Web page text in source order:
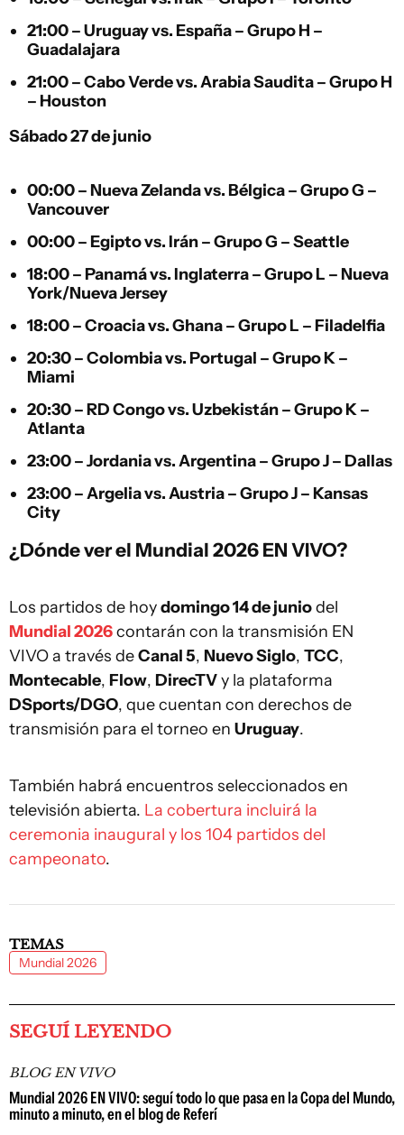
21:00 –Uruguayvs. España– Grupo H –
Guadalajara
21:00 –Cabo Verdevs.Arabia Saudita– Grupo H
– Houston
Sábado 27 de junio
00:00 – Nueva Zelandavs. Bélgica– Grupo G –
Vancouver
00:00 – Egiptovs. Irán– Grupo G – Seattle
18:00 – Panamávs. Inglaterra– Grupo L – Nueva
York/Nueva Jersey
18:00 –Croaciavs.Ghana– Grupo L – Filadelfia
20:30 –Colombiavs. Portugal – Grupo K –
Miami
20:30 –RD Congovs.Uzbekistán– Grupo K –
Atlanta
23:00 –Jordaniavs.Argentina– Grupo J – Dallas
23:00 –Argeliavs.Austria– Grupo J – Kansas
City
¿Dónde ver el Mundial 2026 EN VIVO?
Los partidos de hoydomingo 14 de juniodel
Mundial 2026contarán con la transmisión EN
VIVO a través deCanal 5, Nuevo Siglo, TCC,
Montecable, Flow, DirecTVy la plataforma
DSports/DGO, que cuentan con derechos de
transmisión para el torneo en Uruguay.
También habrá encuentros seleccionados en
televisión abierta. La cobertura incluirá la
ceremonia inaugural y los 104 partidos del
campeonato.
TEMAS
Mundial 2026
SEGUÍ LEYENDO
BLOG EN VIVO
Mundial 2026 EN VIVO: seguí todo lo que pasa en la Copa del Mundo,
minuto a minuto, en el blog de Referí